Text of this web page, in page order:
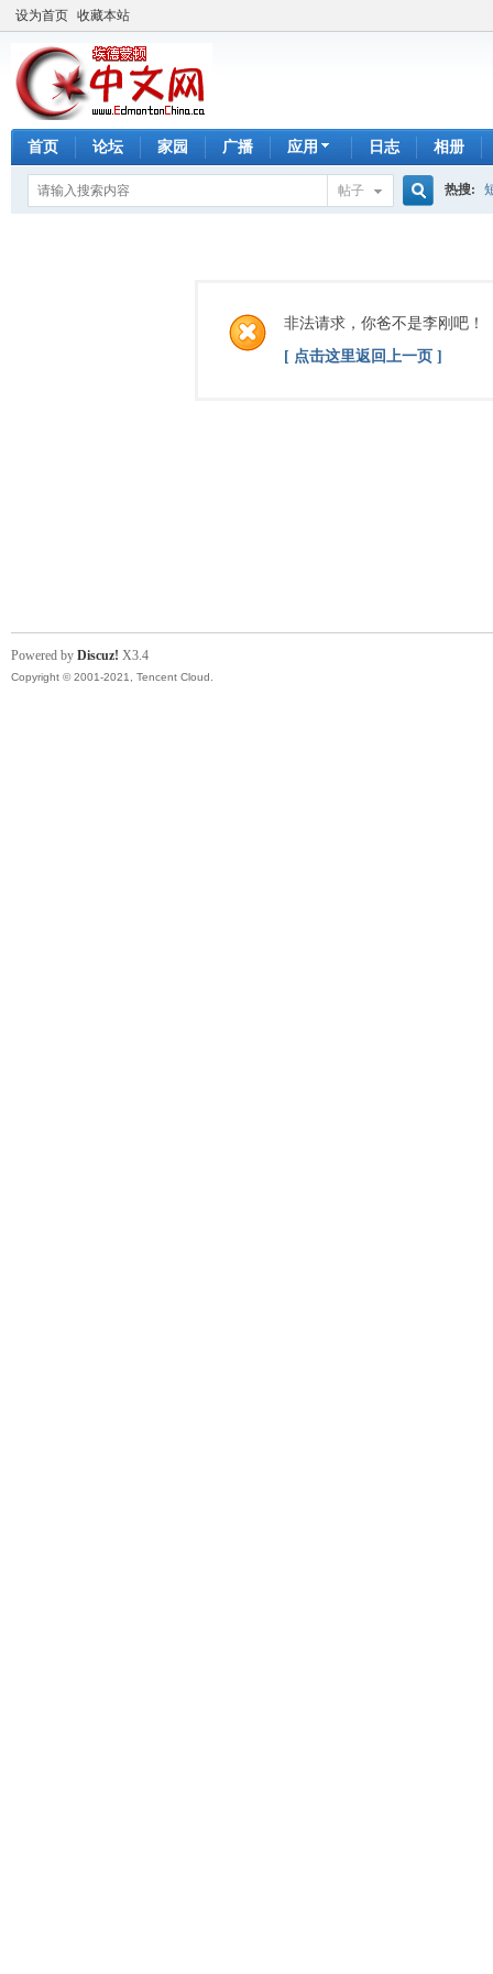
设为首页 收藏本站
首页 论坛 家园 广播 应用 日志 相册
帖子
索
热搜:
非法请求，你爸不是李刚吧！
[ 点击这里返回上一页 ]
Powered by Discuz! X3.4
Copyright © 2001-2021, Tencent Cloud.